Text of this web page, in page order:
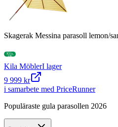
Skagerak Messina parasoll lemon/
Kila MöblerI lager
9 999 kr
i samarbete med PriceRunner
Populäraste gula parasollen 2026